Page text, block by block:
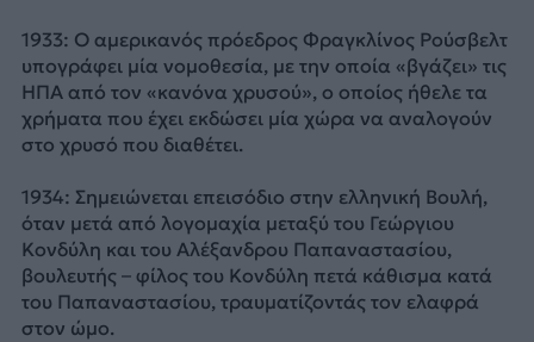
1933: Ο αμερικανός πρόεδρος Φραγκλίνος Ρούσβελτ
υπογράφει μία νομοθεσία, με την οποία «βγάζει» τις
ΗΠΑ από τον «κανόνα χρυσού», ο οποίος ήθελε τα
χρήματα που έχει εκδώσει μία χώρα να αναλογούν
στο χρυσό που διαθέτει.
1934: Σημειώνεται επεισόδιο στην ελληνική Βουλή,
όταν μετά από λογομαχία μεταξύ του Γεώργιου
Κονδύλη και του Αλέξανδρου Παπαναστασίου,
βουλευτής – φίλος του Κονδύλη πετά κάθισμα κατά
του Παπαναστασίου, τραυματίζοντάς τον ελαφρά
στον ώμο.